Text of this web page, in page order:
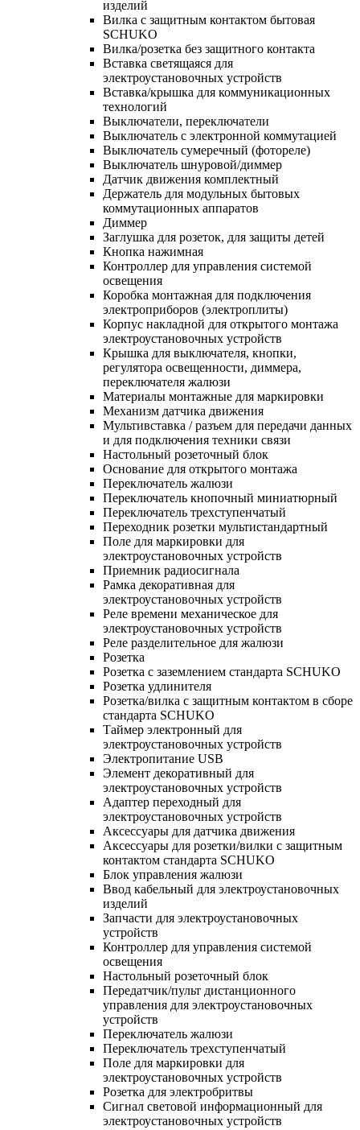
изделий
Вилка с защитным контактом бытовая
SCHUKO
Вилка/розетка без защитного контакта
Вставка светящаяся для
электроустановочных устройств
Вставка/крышка для коммуникационных
технологий
Выключатели, переключатели
Выключатель с электронной коммутацией
Выключатель сумеречный (фотореле)
Выключатель шнуровой/диммер
Датчик движения комплектный
Держатель для модульных бытовых
коммутационных аппаратов
Диммер
Заглушка для розеток, для защиты детей
Кнопка нажимная
Контроллер для управления системой
освещения
Коробка монтажная для подключения
электроприборов (электроплиты)
Корпус накладной для открытого монтажа
электроустановочных устройств
Крышка для выключателя, кнопки,
регулятора освещенности, диммера,
переключателя жалюзи
Материалы монтажные для маркировки
Механизм датчика движения
Мультивставка / разъем для передачи данных
и для подключения техники связи
Настольный розеточный блок
Основание для открытого монтажа
Переключатель жалюзи
Переключатель кнопочный миниатюрный
Переключатель трехступенчатый
Переходник розетки мультистандартный
Поле для маркировки для
электроустановочных устройств
Приемник радиосигнала
Рамка декоративная для
электроустановочных устройств
Реле времени механическое для
электроустановочных устройств
Реле разделительное для жалюзи
Розетка
Розетка с заземлением стандарта SCHUKO
Розетка удлинителя
Розетка/вилка с защитным контактом в сборе
стандарта SCHUKO
Таймер электронный для
электроустановочных устройств
Электропитание USB
Элемент декоративный для
электроустановочных устройств
Адаптер переходный для
электроустановочных устройств
Аксессуары для датчика движения
Аксессуары для розетки/вилки с защитным
контактом стандарта SCHUKO
Блок управления жалюзи
Ввод кабельный для электроустановочных
изделий
Запчасти для электроустановочных
устройств
Контроллер для управления системой
освещения
Настольный розеточный блок
Передатчик/пульт дистанционного
управления для электроустановочных
устройств
Переключатель жалюзи
Переключатель трехступенчатый
Поле для маркировки для
электроустановочных устройств
Розетка для электробритвы
Сигнал световой информационный для
электроустановочных устройств